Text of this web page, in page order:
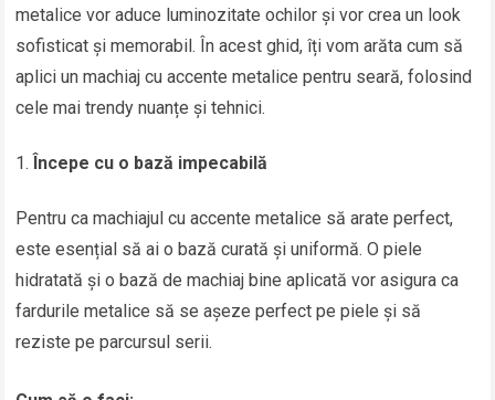
metalice vor aduce luminozitate ochilor și vor crea un look
sofisticat și memorabil. În acest ghid, îți vom arăta cum să
aplici un machiaj cu accente metalice pentru seară, folosind
cele mai trendy nuanțe și tehnici.
Începe cu o bază impecabilă
Pentru ca machiajul cu accente metalice să arate perfect,
este esențial să ai o bază curată și uniformă. O piele
hidratată și o bază de machiaj bine aplicată vor asigura ca
fardurile metalice să se așeze perfect pe piele și să
reziste pe parcursul serii.